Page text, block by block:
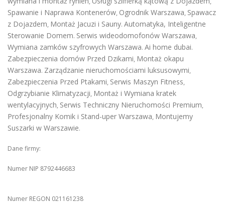
Spawanie i Naprawa Kontenerów, Ogrodnik Warszawa, Spawacz
z Dojazdem, Montaż Jacuzi i Sauny. Automatyka, Inteligentne
Sterowanie Domem. Serwis wideodomofonów Warszawa,
Wymiana zamków szyfrowych Warszawa. Ai home dubai.
Zabezpieczenia domów Przed Dzikami, Montaż okapu
Warszawa. Zarządzanie nieruchomościami luksusowymi,
Zabezpieczenia Przed Ptakami, Serwis Maszyn Fitness,
Odgrzybianie Klimatyzacji, Montaż i Wymiana kratek
wentylacyjnych, Serwis Techniczny Nieruchomości Premium,
Profesjonalny Komik i Stand-uper Warszawa, Montujemy
Suszarki w Warszawie.
Dane firmy:
Numer NIP 8792446683
Numer REGON 021161238